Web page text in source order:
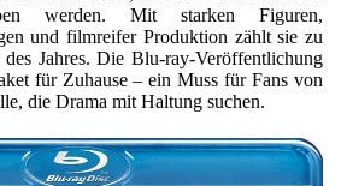
werden. Mit starken Figuren,
und filmreifer Produktion zählt sie zu
Jahres. Die Blu-ray-Veröffentlichung
für Zuhause – ein Muss für Fans von
die Drama mit Haltung suchen.